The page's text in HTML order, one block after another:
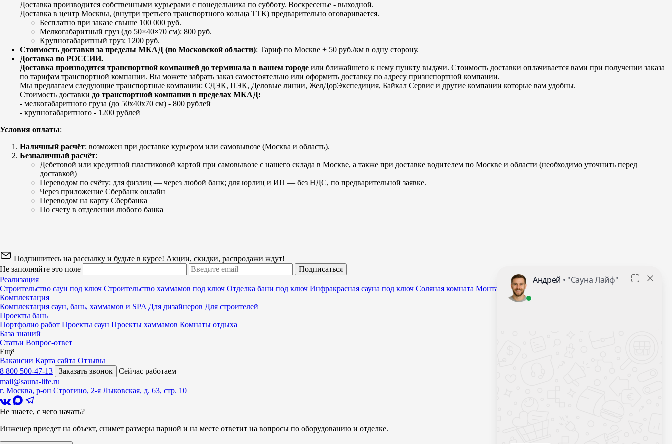
Доставка производится собственными курьерами с понедельника по субботу. Воскресенье - выходной.
Доставка в центр Москвы, (внутри третьего транспортного кольца ТТК) предварительно оговаривается.
Бесплатно при заказе свыше 100 000 руб.
Мелкогабаритный груз (до 50×40×70 см): 800 руб.
Крупногабаритный груз: 1200 руб.
Стоимость доставки за пределы МКАД (по Московской области): Тариф по Москве + 50 руб./км в одну сторону.
Доставка по РОССИИ.
Доставка производится транспортной компанией до терминала в вашем городе или ближайшего к нему пункту выдачи. Стоимость доставки оплачивается вами при получении заказа
по тарифам транспортной компании. Вы можете забрать заказ самостоятельно или оформить доставку по адресу признспортной компании.
Мы предлагаем следующие транспортные компании: СДЭК, ПЭК, Деловые линии, ЖелДорЭкспедиция, Байкал Сервис и другие компании которые вам удобны.
Стоимость доставки до транспортной компании в пределах МКАД:
- мелкогабаритного груза (до 50х40х70 см) - 800 рублей
- крупногабаритного - 1200 рублей
Условия оплаты:
Наличный расчёт: возможен при доставке курьером или самовывозе (Москва и область).
Безналичный расчёт:
Дебетовой или кредитной пластиковой картой при самовывозе с нашего склада в Москве, а также при доставке водителем по Москве и области (необходимо уточнить перед
доставкой)
Переводом по счёту: для физлиц — через любой банк; для юрлиц и ИП — без НДС, по предварительной заявке.
Через приложение Сбербанк онлайн
Переводом на карту Сбербанка
По счету в отделении любого банка
Подпишитесь на рассылку и будьте в курсе! Акции, скидки, распродажи ждут!
Не заполняйте это поле
Подписаться
Реализация
Строительство саун под ключ Строительство хаммамов под ключ Отделка бани под ключ Инфракрасная сауна под ключ Соляная комната Монтаж оборудования
Комплектация
Комплектация саун, бань, хаммамов и SPA Для дизайнеров Для строителей
Проекты бань
Портфолио работ Проекты саун Проекты хаммамов Комнаты отдыха
База знаний
Статьи Вопрос-ответ
Ещё
Вакансии Карта сайта Отзывы
8 800 500-47-13
Заказать звонок
Сейчас работаем
mail@sauna-life.ru
г. Москва, р-он Строгино, 2-я Лыковская, д. 63, стр. 10
Не знаете, с чего начать?
Инженер приедет на объект, снимет размеры парной и на месте ответит на вопросы по оборудованию и отделке.